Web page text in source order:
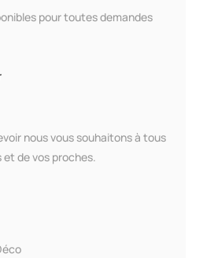
pour toutes demandes
nous vous souhaitons à tous
et de vos proches.